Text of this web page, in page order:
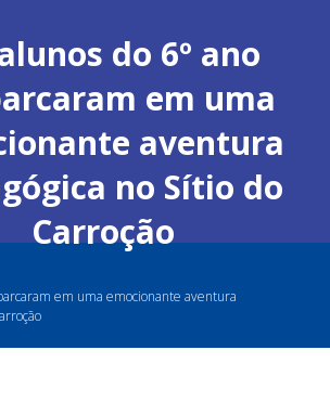
do 6º ano
em uma
aventura
no Sítio do
Carroção
em uma emocionante aventura